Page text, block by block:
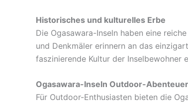
Historisches und kulturelles Erbe
Die Ogasawara-Inseln haben eine
und Denkmäler erinnern an das
faszinierende Kultur der Inselbewohner
Ogasawara-Inseln Outdoor-Abenteuer
Für Outdoor-Enthusiasten bieten die